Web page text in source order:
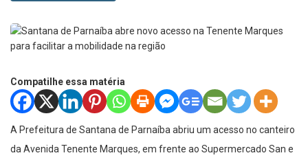
Compatilhe essa matéria
A Prefeitura de Santana de Parnaíba abriu um acesso no canteiro
da Avenida Tenente Marques, em frente ao Supermercado San e